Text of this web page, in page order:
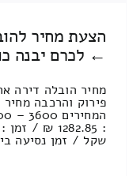
הצעת מחיר
← לכרם יבנה
מחיר הובלה דירה
שקל / זמן נסיעה בין